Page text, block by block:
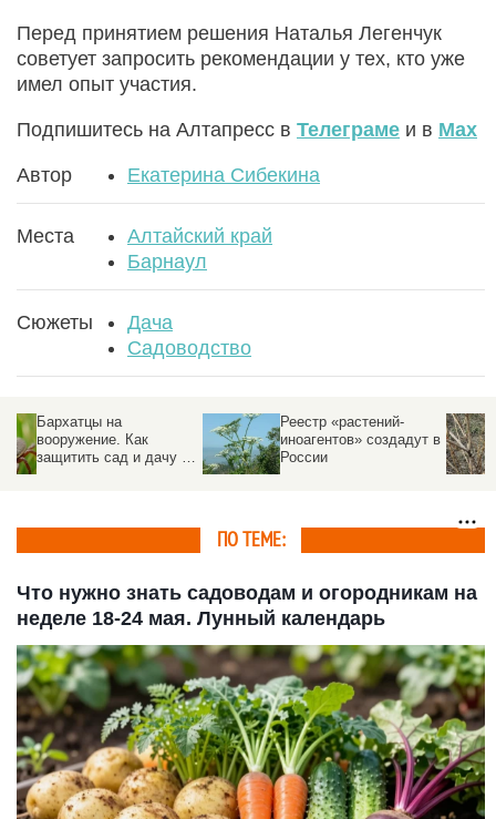
Перед принятием решения Наталья Легенчук
советует запросить рекомендации у тех, кто уже
имел опыт участия.
Подпишитесь на Алтапресс в Телеграме и в Max
Автор Екатерина Сибекина
Места
Алтайский край
Барнаул
Сюжеты
Дача
Садоводство
Реестр «растений-
иноагентов» создадут в
России
Срочно спасать яблони
на даче от мышей и
голодания призвали
ПО ТЕМЕ:
Что нужно знать садоводам и огородникам на
неделе 18-24 мая. Лунный календарь